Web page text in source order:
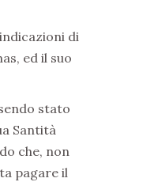
di
ed il suo
stato
Santità
che, non
pagare il